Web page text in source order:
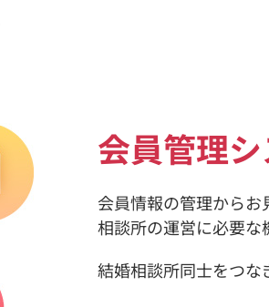
会員管理
会員情報の管理から
相談所の運営に必要な
結婚相談所同士をつな